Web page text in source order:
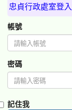
忠貞行政處室登入
帳號
密碼
記住我